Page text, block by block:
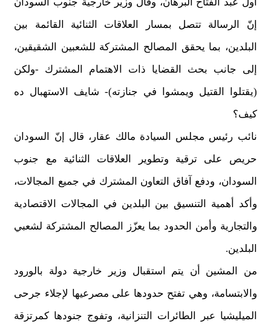
أول عبد الفتاح البرهان، وقال وزير خارجية جنوب السودان
إنّ الرسالة تتصل بمسار العلاقات الثنائية القائمة بين
البلدين، بما يحقق المصالح المشتركة للشعبين الشقيقين،
إلى جانب بحث القضايا ذات الاهتمام المشترك -ولكن
(يقتلوا القتيل ويمشوا في جنازته)- شايف الاستهبال ده
كيف؟
نائب رئيس مجلس السيادة مالك عقار، قال إنّ السودان
حريص على ترقية وتطوير العلاقات الثنائية مع جنوب
السودان، ودفع آفاق التعاون المشترك في جميع المجالات،
وأكد أهمية التنسيق بين البلدين في المجالات الاقتصادية
والتجارية وأمن الحدود بما يعزّز المصالح المشتركة لشعبي
البلدين.
من المشين أن يتم استقبال وزير خارجية دولة بالورود
والابتسامة، وهي تفتح حدودها على مصرعيها لإجلاء جرحى
الميليشيا عبر الطائرات التنزانية، وتفوج جنودها كمرتزقة